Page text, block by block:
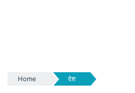
Home देश